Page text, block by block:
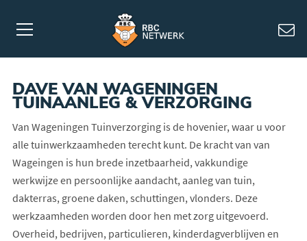
DAVE VAN WAGENINGEN
TUINAANLEG & VERZORGING
Van Wageningen Tuinverzorging is de hovenier, waar u voor
alle tuinwerkzaamheden terecht kunt. De kracht van van
Wageingen is hun brede inzetbaarheid, vakkundige
werkwijze en persoonlijke aandacht, aanleg van tuin,
dakterras, groene daken, schuttingen, vlonders. Deze
werkzaamheden worden door hen met zorg uitgevoerd.
Overheid, bedrijven, particulieren, kinderdagverblijven en